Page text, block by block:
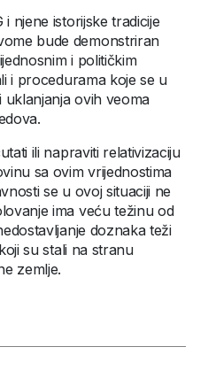
i njene istorijske tradicije
bude demonstriran
i političkim
i procedurama koje se u
uklanjanja ovih veoma
ili napraviti relativizaciju
sa ovim vrijednostima
se u ovoj situaciji ne
ima veću težinu od
doznaka teži
su stali na stranu
zemlje.